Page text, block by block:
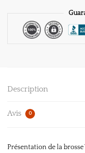
Description
Avis 0
Présentation de la